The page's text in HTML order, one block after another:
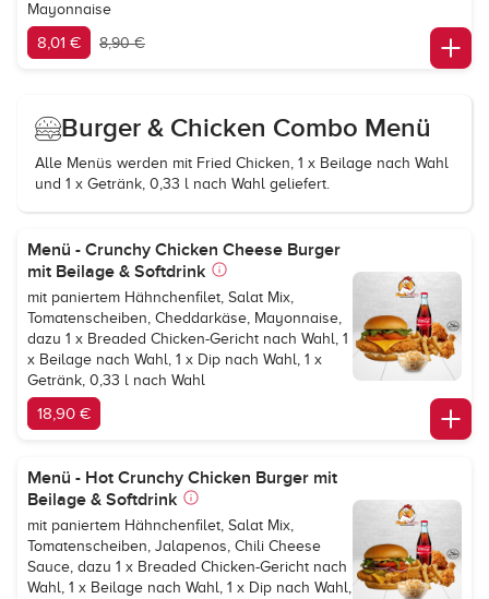
Mayonnaise
8,01 € 8,90 €
Burger & Chicken Combo Menü
Alle Menüs werden mit Fried Chicken, 1 x Beilage nach Wahl
und 1 x Getränk, 0,33 l nach Wahl geliefert.
Menü - Crunchy Chicken Cheese Burger
mit Beilage & Softdrink
mit paniertem Hähnchenfilet, Salat Mix,
Tomatenscheiben, Cheddarkäse, Mayonnaise,
dazu 1 x Breaded Chicken-Gericht nach Wahl, 1
x Beilage nach Wahl, 1 x Dip nach Wahl, 1 x
Getränk, 0,33 l nach Wahl
18,90 €
Menü - Hot Crunchy Chicken Burger mit
Beilage & Softdrink
mit paniertem Hähnchenfilet, Salat Mix,
Tomatenscheiben, Jalapenos, Chili Cheese
Sauce, dazu 1 x Breaded Chicken-Gericht nach
Wahl, 1 x Beilage nach Wahl, 1 x Dip nach Wahl,